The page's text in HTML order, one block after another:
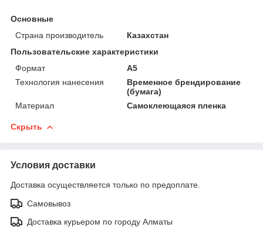
Основные
Страна производитель
Казахстан
Пользовательские характеристики
Формат
А5
Технология нанесения
Временное брендирование
(бумага)
Материал
Самоклеющаяся пленка
Скрыть
Условия доставки
Доставка осуществляется только по предоплате.
Самовывоз
Доставка курьером по городу Алматы